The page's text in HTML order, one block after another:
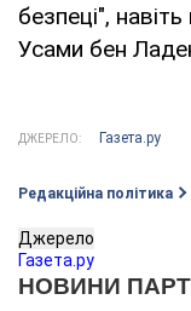
безпеці",
Усами бен
ДЖЕРЕЛО: Газета.ру
Редакційна політика
Джерело
Газета.ру